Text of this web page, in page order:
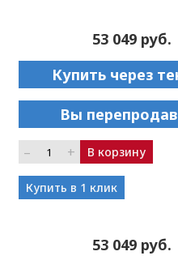
53 049 руб.
Купить через
Вы
– + В корзину
Купить в 1 клик
53 049 руб.